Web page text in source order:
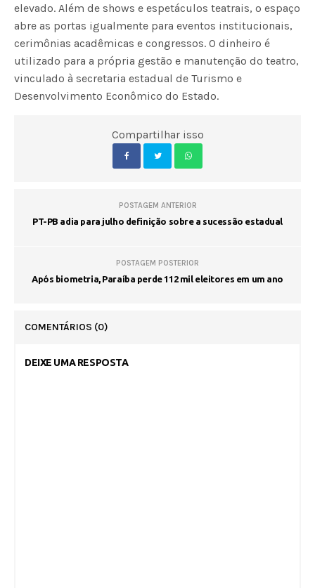
elevado. Além de shows e espetáculos teatrais, o espaço
abre as portas igualmente para eventos institucionais,
cerimônias acadêmicas e congressos. O dinheiro é
utilizado para a própria gestão e manutenção do teatro,
vinculado à secretaria estadual de Turismo e
Desenvolvimento Econômico do Estado.
Compartilhar isso
POSTAGEM ANTERIOR
PT-PB adia para julho definição sobre a sucessão estadual
POSTAGEM POSTERIOR
Após biometria, Paraíba perde 112 mil eleitores em um ano
COMENTÁRIOS (0)
DEIXE UMA RESPOSTA